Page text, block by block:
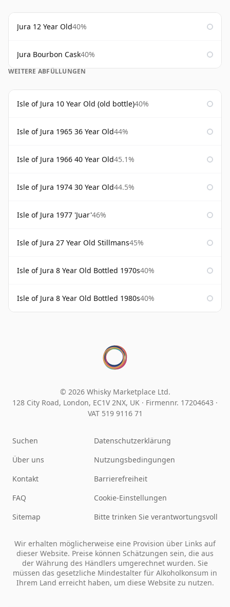
Jura 12 Year Old40%
Jura Bourbon Cask40%
WEITERE ABFÜLLUNGEN
Isle of Jura 10 Year Old (old bottle)40%
Isle of Jura 1965 36 Year Old44%
Isle of Jura 1966 40 Year Old45.1%
Isle of Jura 1974 30 Year Old44.5%
Isle of Jura 1977 'Juar'46%
Isle of Jura 27 Year Old Stillmans45%
Isle of Jura 8 Year Old Bottled 1970s40%
Isle of Jura 8 Year Old Bottled 1980s40%
© 2026 Whisky Marketplace Ltd.
128 City Road, London, EC1V 2NX, UK · Firmennr. 17204643 ·
VAT 519 9116 71
Suchen
Über uns
Kontakt
FAQ
Sitemap
Datenschutzerklärung
Nutzungsbedingungen
Barrierefreiheit
Cookie-Einstellungen
Bitte trinken Sie verantwortungsvoll
Wir erhalten möglicherweise eine Provision über Links auf
dieser Website. Preise können Schätzungen sein, die aus
der Währung des Händlers umgerechnet wurden. Sie
müssen das gesetzliche Mindestalter für Alkoholkonsum in
Ihrem Land erreicht haben, um diese Website zu nutzen.